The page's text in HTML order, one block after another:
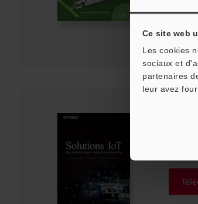
Ce site web
Les cookies
sociaux et
partenaires
leur avez